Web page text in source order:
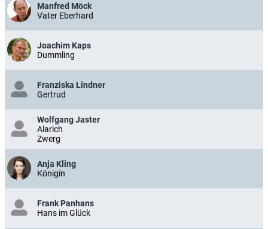
Manfred Möck
Vater Eberhard
Joachim Kaps
Dummling
Franziska Lindner
Gertrud
Wolfgang Jaster
Alarich
Zwerg
Anja Kling
Königin
Frank Panhans
Hans im Glück